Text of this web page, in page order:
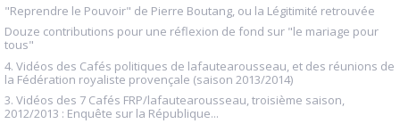
"Reprendre le Pouvoir" de Pierre Boutang, ou la Légitimité retrouvée
Douze contributions pour une réflexion de fond sur "le mariage pour
tous"
4. Vidéos des Cafés politiques de lafautearousseau, et des réunions de
la Fédération royaliste provençale (saison 2013/2014)
3. Vidéos des 7 Cafés FRP/lafautearousseau, troisième saison,
2012/2013 : Enquête sur la République...